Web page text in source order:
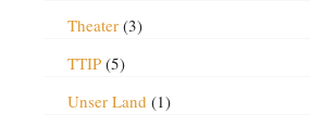
Theater(3)
TTIP(5)
Unser Land (1)